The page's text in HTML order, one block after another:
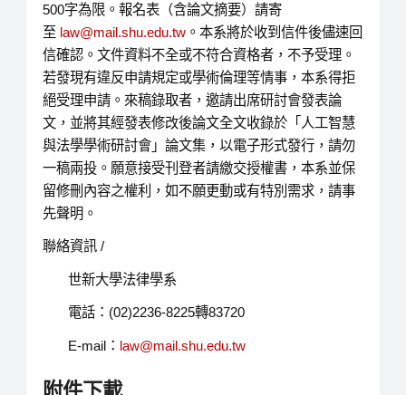
500字為限。報名表（含論文摘要）請寄
至 law@mail.shu.edu.tw。本系將於收到信件後儘速回
信確認。文件資料不全或不符合資格者，不予受理。
若發現有違反申請規定或學術倫理等情事，本系得拒
絕受理申請。來稿錄取者，邀請出席研討會發表論
文，並將其經發表修改後論文全文收錄於「人工智慧
與法學學術研討會」論文集，以電子形式發行，請勿
一稿兩投。願意接受刊登者請繳交授權書，本系並保
留修刪內容之權利，如不願更動或有特別需求，請事
先聲明。
聯絡資訊 /
世新大學法律學系
電話：(02)2236-8225轉83720
E-mail： law@mail.shu.edu.tw